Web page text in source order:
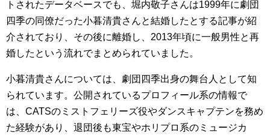
トされたデータベースでも、堀内敬子さんは1999年に劇団
四季の同僚だった小暮清貴さんと結婚したとする記事が紹
介されており、その後に離婚し、2013年頃に一般男性と再
婚したという流れでまとめられていました。
小暮清貴さんについては、劇団四季出身の舞台人として知
られています。公開されているプロフィール系の情報で
は、CATSのミストフェリーズ役やダンスキャプテンを務め
た経験があり、退団後も東宝やホリプロ系のミュージカ